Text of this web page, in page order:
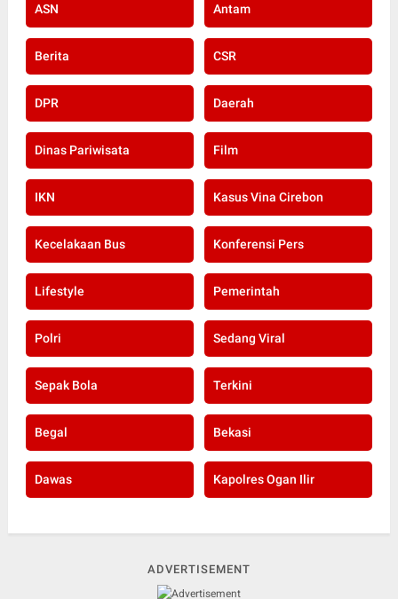
ASN Antam
Berita CSR
DPR Daerah
Dinas Pariwisata Film
IKN Kasus Vina Cirebon
Kecelakaan Bus Konferensi Pers
Lifestyle Pemerintah
Polri Sedang Viral
Sepak Bola Terkini
Begal Bekasi
Dawas Kapolres Ogan Ilir
ADVERTISEMENT